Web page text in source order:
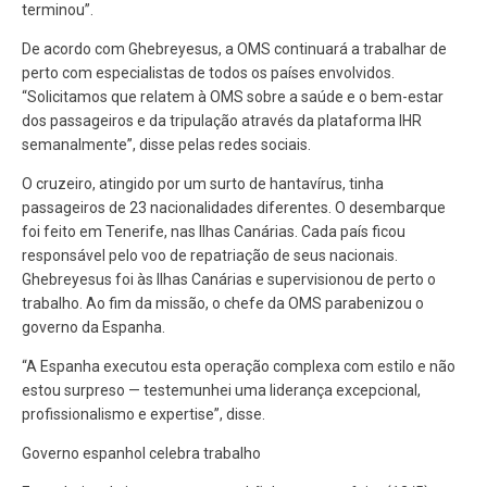
terminou”.
De acordo com Ghebreyesus, a OMS continuará a trabalhar de
perto com especialistas de todos os países envolvidos.
“Solicitamos que relatem à OMS sobre a saúde e o bem-estar
dos passageiros e da tripulação através da plataforma IHR
semanalmente”, disse pelas redes sociais.
O cruzeiro, atingido por um surto de hantavírus, tinha
passageiros de 23 nacionalidades diferentes. O desembarque
foi feito em Tenerife, nas Ilhas Canárias. Cada país ficou
responsável pelo voo de repatriação de seus nacionais.
Ghebreyesus foi às Ilhas Canárias e supervisionou de perto o
trabalho. Ao fim da missão, o chefe da OMS parabenizou o
governo da Espanha.
“A Espanha executou esta operação complexa com estilo e não
estou surpreso — testemunhei uma liderança excepcional,
profissionalismo e expertise”, disse.
Governo espanhol celebra trabalho